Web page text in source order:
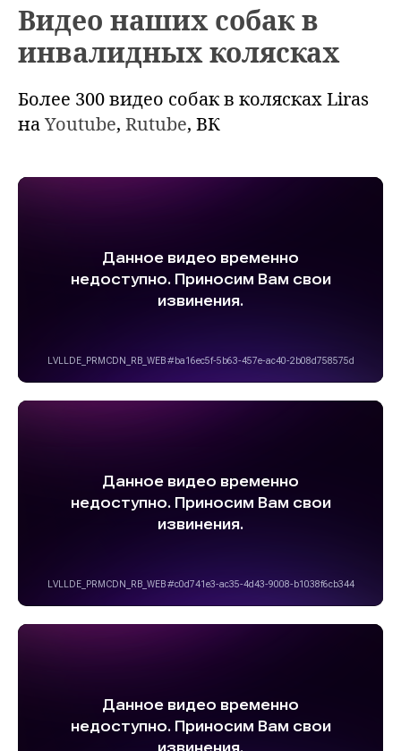
Видео наших собак в
инвалидных колясках
Более 300 видео собак в колясках Liras
наYoutube, Rutube, ВК